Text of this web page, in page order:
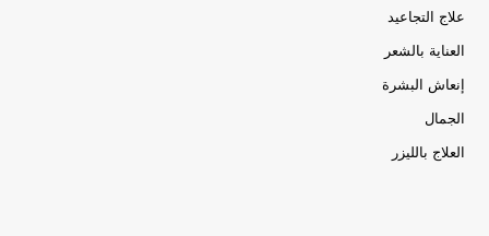
علاج التجاعيد
العناية بالشعر
إنعاش البشرة
الجمال
العلاج بالليزر